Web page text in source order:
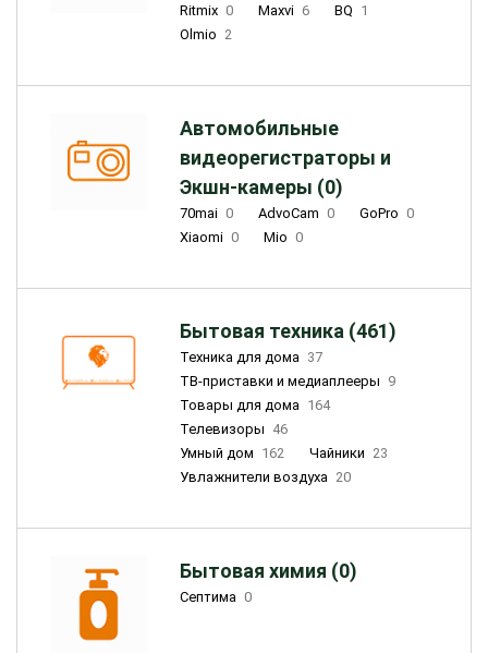
Ritmix 0 Maxvi 6 BQ 1
Olmio 2
Автомобильные
видеорегистраторы и
Экшн-камеры (0)
70mai 0 AdvoCam 0 GoPro 0
Xiaomi 0 Mio 0
Бытовая техника (461)
Техника для дома 37
ТВ-приставки и медиаплееры 9
Товары для дома 164
Телевизоры 46
Умный дом 162 Чайники 23
Увлажнители воздуха 20
Бытовая химия (0)
Септима 0